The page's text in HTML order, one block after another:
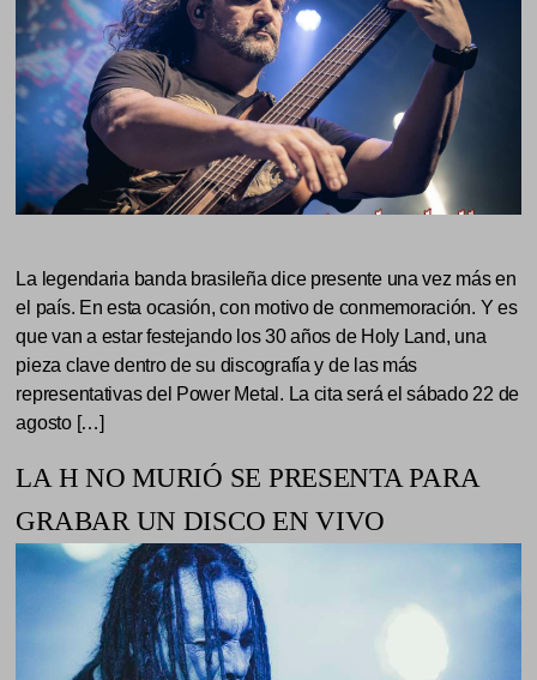
La legendaria banda brasileña dice presente una vez más en
el país. En esta ocasión, con motivo de conmemoración. Y es
que van a estar festejando los 30 años de Holy Land, una
pieza clave dentro de su discografía y de las más
representativas del Power Metal. La cita será el sábado 22 de
agosto […]
LA H NO MURIÓ SE PRESENTA PARA
GRABAR UN DISCO EN VIVO